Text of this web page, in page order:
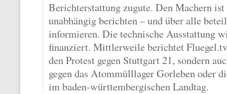
Berichterstattung zugute. Den Machern
unabhängig berichten – und über alle
informieren. Die technische Ausstattung
finanziert. Mittlerweile berichtet
den Protest gegen Stuttgart 21, sondern
gegen das Atommülllager Gorleben oder
im baden-württembergischen Landtag.